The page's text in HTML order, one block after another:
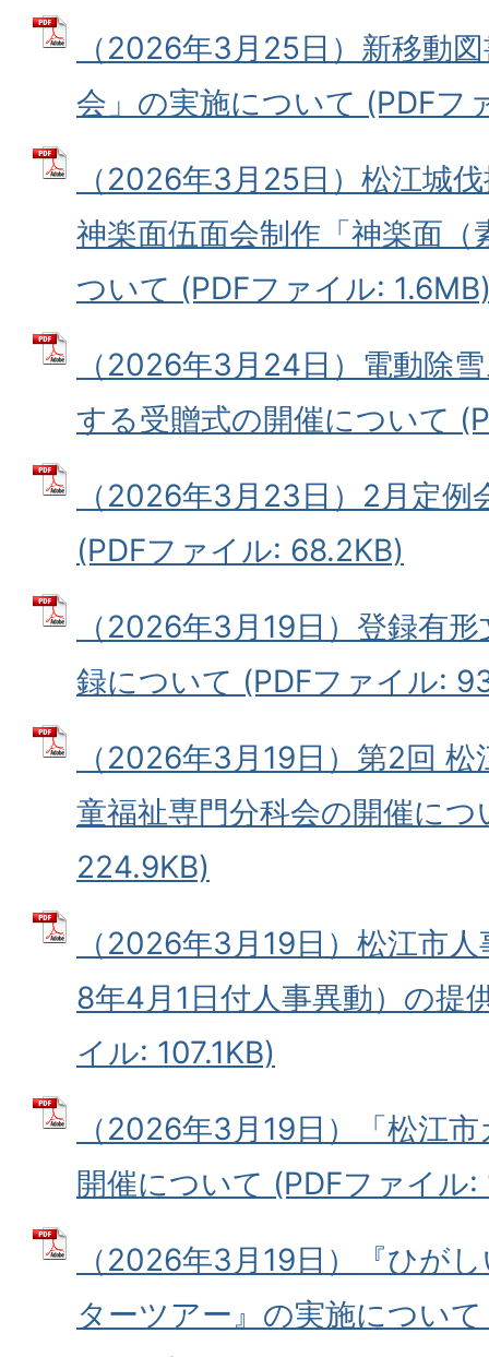
（2026年3月25日）新移動
会」の実施について (PDFフ
（2026年3月25日）松江城
神楽面伍面会制作「神楽面（
ついて (PDFファイル:
（2026年3月24日）電動除
する受贈式の開催について
（2026年3月23日）2月定
(PDFファイル: 68.2KB)
（2026年3月19日）登録有
録について (PDFファイル:
（2026年3月19日）第2回
童福祉専門分科会の開催に
224.9KB)
（2026年3月19日）松江市
8年4月1日付人事異動）の提
イル: 107.1KB)
（2026年3月19日）「松江
開催について (PDFファイル:
（2026年3月19日）『ひが
ターツアー』の実施につい